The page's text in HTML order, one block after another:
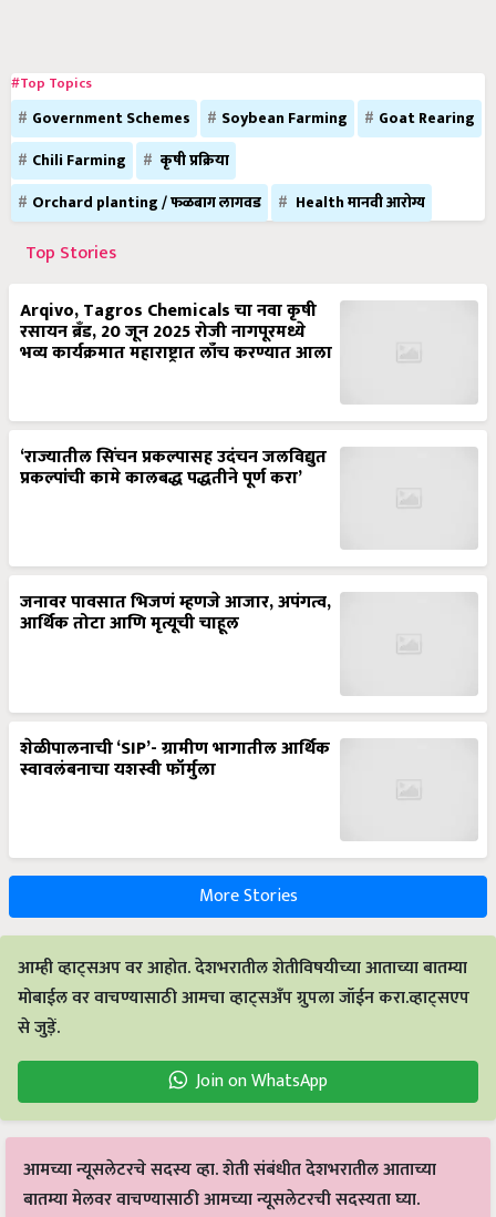
#Top Topics
Government Schemes Soybean Farming
Goat Rearing
Chili Farming
कृषी प्रक्रिया
Orchard planting / फळबाग लागवड
Health मानवी आरोग्य
Top Stories
Arqivo, Tagros Chemicals चा नवा कृषी
रसायन ब्रँड, 20 जून 2025 रोजी नागपूरमध्ये
भव्य कार्यक्रमात महाराष्ट्रात लाँच करण्यात आला
‘राज्यातील सिंचन प्रकल्पासह उदंचन जलविद्युत
प्रकल्पांची कामे कालबद्ध पद्धतीने पूर्ण करा’
जनावर पावसात भिजणं म्हणजे आजार, अपंगत्व,
आर्थिक तोटा आणि मृत्यूची चाहूल
शेळीपालनाची ‘SIP’- ग्रामीण भागातील आर्थिक
स्वावलंबनाचा यशस्वी फॉर्मुला
More Stories
आम्ही व्हाट्सअप वर आहोत. देशभरातील शेतीविषयीच्या आताच्या बातम्या
मोबाईल वर वाचण्यासाठी आमचा व्हाट्सअँप ग्रुपला जॉईन करा.व्हाट्सएप
से जुड़ें.
Join on WhatsApp
आमच्या न्यूसलेटरचे सदस्य व्हा. शेती संबंधीत देशभरातील आताच्या
बातम्या मेलवर वाचण्यासाठी आमच्या न्यूसलेटरची सदस्यता घ्या.